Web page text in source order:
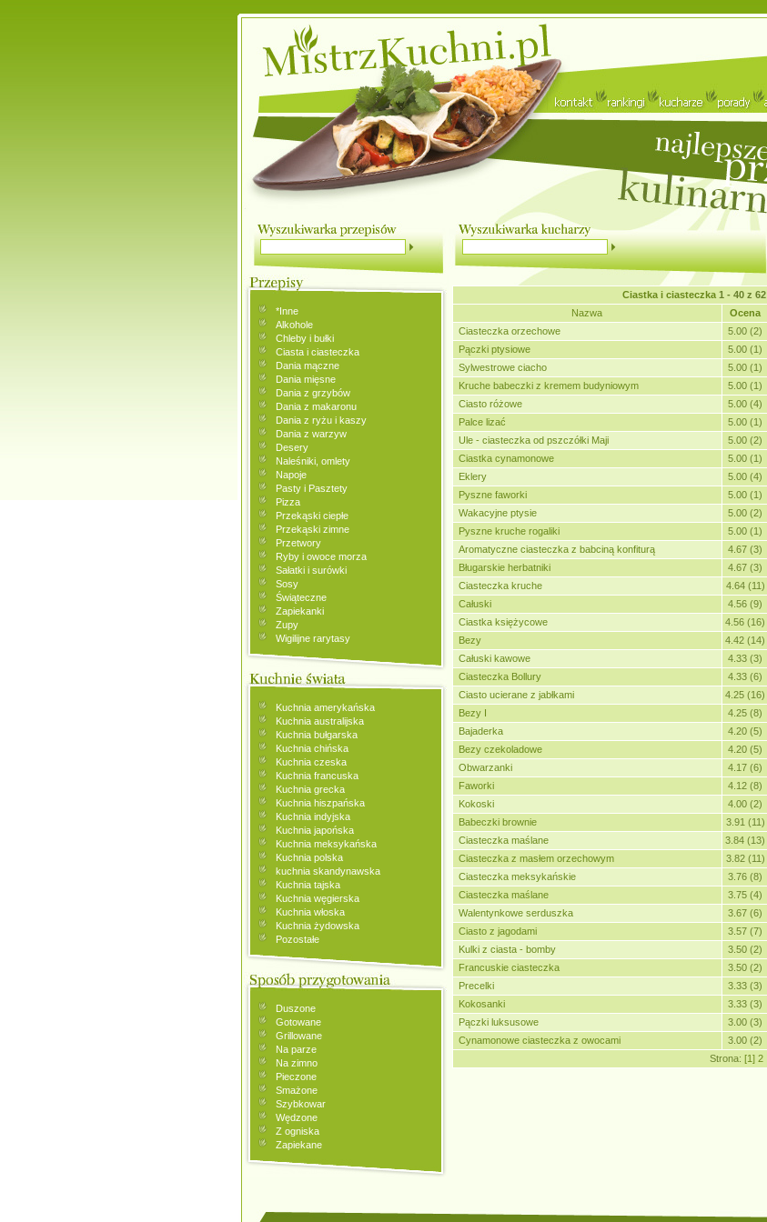
*Inne
Alkohole
Chleby i bułki
Ciasta i ciasteczka
Dania mączne
Dania mięsne
Dania z grzybów
Dania z makaronu
Dania z ryżu i kaszy
Dania z warzyw
Desery
Naleśniki, omlety
Napoje
Pasty i Pasztety
Pizza
Przekąski ciepłe
Przekąski zimne
Przetwory
Ryby i owoce morza
Sałatki i surówki
Sosy
Świąteczne
Zapiekanki
Zupy
Wigilijne rarytasy
Kuchnia amerykańska
Kuchnia australijska
Kuchnia bułgarska
Kuchnia chińska
Kuchnia czeska
Kuchnia francuska
Kuchnia grecka
Kuchnia hiszpańska
Kuchnia indyjska
Kuchnia japońska
Kuchnia meksykańska
Kuchnia polska
kuchnia skandynawska
Kuchnia tajska
Kuchnia węgierska
Kuchnia włoska
Kuchnia żydowska
Pozostałe
Duszone
Gotowane
Grillowane
Na parze
Na zimno
Pieczone
Smażone
Szybkowar
Wędzone
Z ogniska
Zapiekane
Ciastka i ciasteczka 1 - 40 z 62
Nazwa
Ocena
Ciasteczka orzechowe
5.00 (2)
Pączki ptysiowe
5.00 (1)
Sylwestrowe ciacho
5.00 (1)
Kruche babeczki z kremem budyniowym
5.00 (1)
Ciasto różowe
5.00 (4)
Palce lizać
5.00 (1)
Ule - ciasteczka od pszczółki Maji
5.00 (2)
Ciastka cynamonowe
5.00 (1)
Eklery
5.00 (4)
Pyszne faworki
5.00 (1)
Wakacyjne ptysie
5.00 (2)
Pyszne kruche rogaliki
5.00 (1)
Aromatyczne ciasteczka z babciną konfiturą
4.67 (3)
Bługarskie herbatniki
4.67 (3)
Ciasteczka kruche
4.64 (11)
Całuski
4.56 (9)
Ciastka księżycowe
4.56 (16)
Bezy
4.42 (14)
Całuski kawowe
4.33 (3)
Ciasteczka Bollury
4.33 (6)
Ciasto ucierane z jabłkami
4.25 (16)
Bezy I
4.25 (8)
Bajaderka
4.20 (5)
Bezy czekoladowe
4.20 (5)
Obwarzanki
4.17 (6)
Faworki
4.12 (8)
Kokoski
4.00 (2)
Babeczki brownie
3.91 (11)
Ciasteczka maślane
3.84 (13)
Ciasteczka z masłem orzechowym
3.82 (11)
Ciasteczka meksykańskie
3.76 (8)
Ciasteczka maślane
3.75 (4)
Walentynkowe serduszka
3.67 (6)
Ciasto z jagodami
3.57 (7)
Kulki z ciasta - bomby
3.50 (2)
Francuskie ciasteczka
3.50 (2)
Precelki
3.33 (3)
Kokosanki
3.33 (3)
Pączki luksusowe
3.00 (3)
Cynamonowe ciasteczka z owocami
3.00 (2)
Strona: [1] 2